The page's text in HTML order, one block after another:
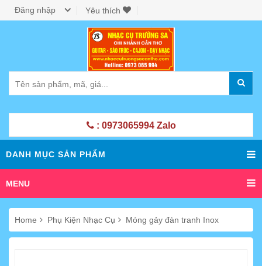
Đăng nhập Yêu thích
: 0973065994 Zalo
DANH MỤC SẢN PHẨM
MENU
Home Phụ Kiện Nhạc Cụ Móng gảy đàn tranh Inox